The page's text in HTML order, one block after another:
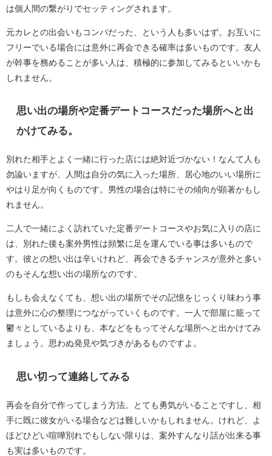
は個人間の繋がりでセッティングされます。
元カレとの出会いもコンパだった、という人も多いはず。お互いに
フリーでいる場合には意外に再会できる確率は多いものです。友人
が幹事を務めることが多い人は、積極的に参加してみるといいかも
しれません。
思い出の場所や定番デートコースだった場所へと出
かけてみる。
別れた相手とよく一緒に行った店には絶対近づかない！なんて人も
勿論いますが、人間は自分の気に入った場所、居心地のいい場所に
やはり足が向くものです。男性の場合は特にその傾向が顕著かもし
れません。
二人で一緒によく訪れていた定番デートコースやお気に入りの店に
は、別れた後も案外男性は頻繁に足を運んでいる事は多いもので
す。彼との想い出は辛いけれど、再会できるチャンスが意外と多い
のもそんな想い出の場所なのです。
もしも会えなくても、想い出の場所でその記憶をじっくり味わう事
は意外に心の整理につながっていくものです。一人で部屋に籠って
鬱々としているよりも、本などをもってそんな場所へと出かけてみ
ましょう。思わぬ発見や気づきがあるものですよ。
思い切って連絡してみる
再会を自分で作ってしまう方法。とても勇気がいることですし、相
手に既に彼女がいる場合などは難しいかもしれません。けれど、よ
ほどひどい喧嘩別れでもしない限りは、案外すんなり話が出来る事
も実は多いものです。